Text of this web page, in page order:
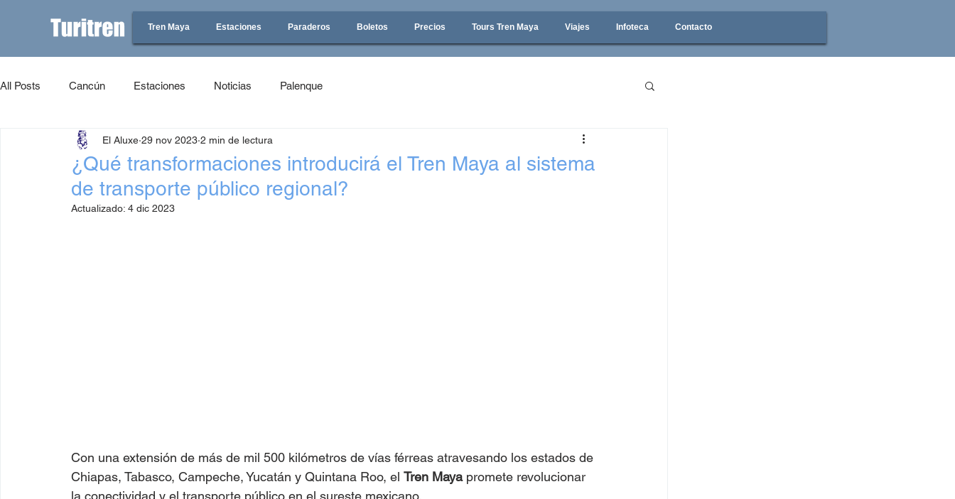
Tren Maya Estaciones Paraderos Boletos Precios Tours Tren Maya Viajes Infoteca Contacto
All Posts Cancún Estaciones Noticias Palenque
¿Qué transformaciones introducirá el Tren Maya al sistema
de transporte público regional?
El Aluxe 29 nov 2023 2 min de lectura
Actualizado: 4 dic 2023
Con una extensión de más de mil 500 kilómetros de vías férreas atravesando los estados de
Chiapas, Tabasco, Campeche, Yucatán y Quintana Roo, el Tren Maya promete revolucionar
la conectividad y el transporte público en el sureste mexicano.